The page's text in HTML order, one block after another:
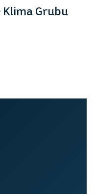
Grubu